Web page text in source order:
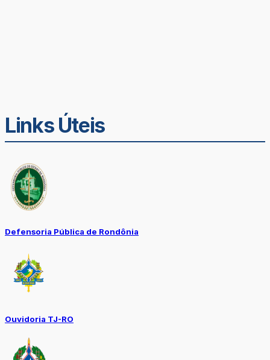
Links Úteis
Defensoria Pública de Rondônia
Ouvidoria TJ-RO